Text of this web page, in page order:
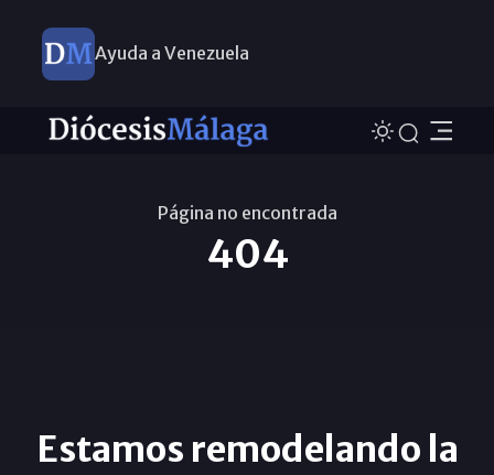
Ayuda a Venezuela
Nuevos nombramientos
Página no encontrada
404
Estamos remodelando la